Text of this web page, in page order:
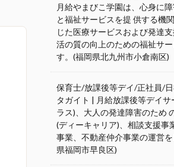
月給やまびこ学園は、心身に
と福祉サービスを提 供する機
じた医療サービスおよび発達
活の質の向上のための福祉サ
す。(福岡県北九州市小倉南区)
保育士/放課後等デイ/正社員/
タガイト | 月給放課後等デイ
ラス)、大人の発達障害のため
(ディーキャリア)、相談支援事
事業、不動産仲介事業の運営
県福岡市早良区)